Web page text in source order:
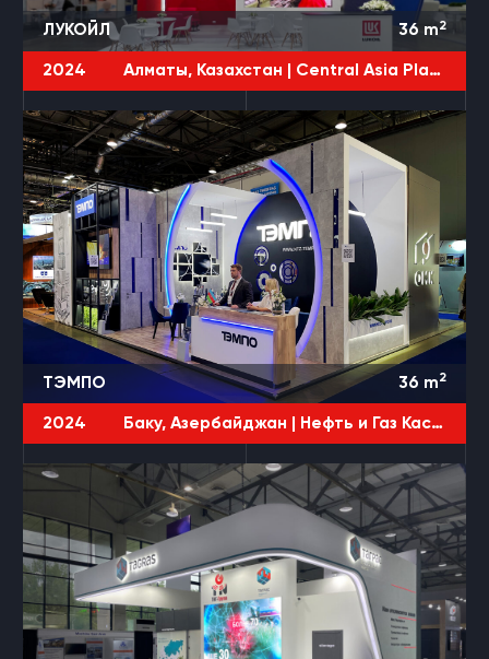
ЛУКОЙЛ 36 m2
2024 Алматы, Казахстан | Central Asia Plast World
ТЭМПО 36 m2
2024 Баку, Азербайджан | Нефть и Газ Каспия